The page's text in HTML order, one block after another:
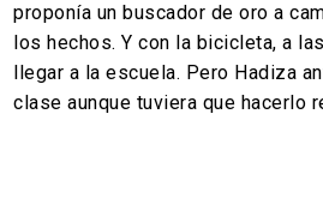
proponía un buscador de oro a
los hechos. Y con la bicicleta, a
llegar a la escuela. Pero Hadiza
clase aunque tuviera que hacerlo